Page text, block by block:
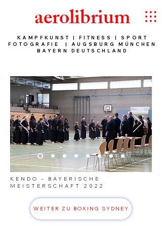
KAMPFKUNST | FITNESS | SPORT
FOTOGRAFIE | AUGSBURG MÜNCHEN
BAYERN DEUTSCHLAND
aerolibrium
KENDO - BAYERISCHE
MEISTERSCHAFT 2022
WEITER ZU BOXING SYDNEY